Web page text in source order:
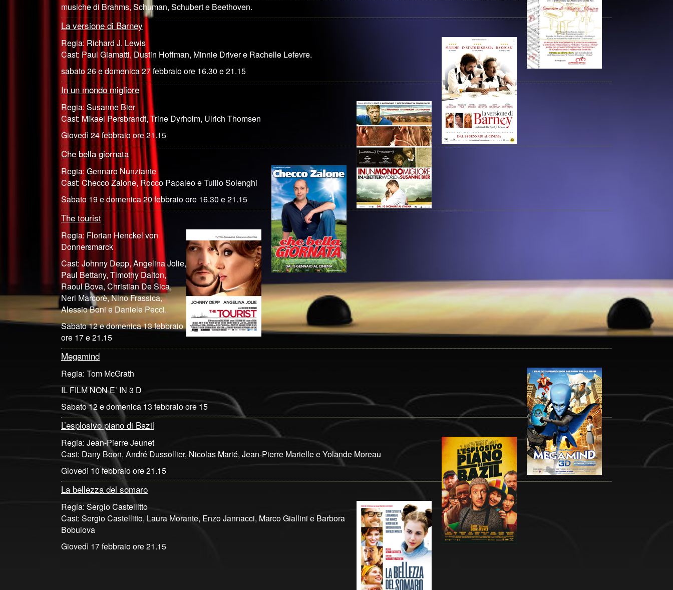
musiche di Brahms, Schuman, Schubert e Beethoven.
La versione di Barney
Regia: Richard J. Lewis
Cast: Paul Giamatti, Dustin Hoffman, Minnie Driver e Rachelle Lefevre.
sabato 26 e domenica 27 febbraio ore 16.30 e 21.15
In un mondo migliore
Regia: Susanne Bier
Cast: Mikael Persbrandt, Trine Dyrholm, Ulrich Thomsen
Giovedì 24 febbraio ore 21.15
Che bella giornata
Regia: Gennaro Nunziante
Cast: Checco Zalone, Rocco Papaleo e Tullio Solenghi
Sabato 19 e domenica 20 febbraio ore 16.30 e 21.15
The tourist
Regia: Florian Henckel von
Donnersmarck
Cast: Johnny Depp, Angelina Jolie,
Paul Bettany, Timothy Dalton,
Raoul Bova, Christian De Sica,
Neri Marcorè, Nino Frassica,
Alessio Boni e Daniele Pecci.
Sabato 12 e domenica 13 febbraio
ore 17 e 21.15
Megamind
Regia: Tom McGrath
IL FILM NON E’ IN 3 D
Sabato 12 e domenica 13 febbraio ore 15
L’esplosivo piano di Bazil
Regia: Jean-Pierre Jeunet
Cast: Dany Boon, André Dussollier, Nicolas Marié, Jean-Pierre Marielle e Yolande Moreau
Giovedì 10 febbraio ore 21.15
La bellezza del somaro
Regia: Sergio Castellitto
Cast: Sergio Castellitto, Laura Morante, Enzo Jannacci, Marco Giallini e Barbora
Bobulova
Giovedì 17 febbraio ore 21.15